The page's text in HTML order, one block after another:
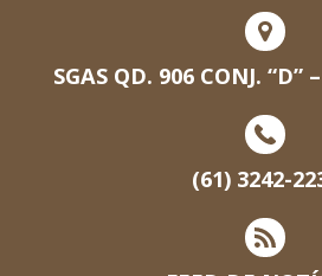
SGAS QD. 906 CONJ. “D”
(61) 3242-